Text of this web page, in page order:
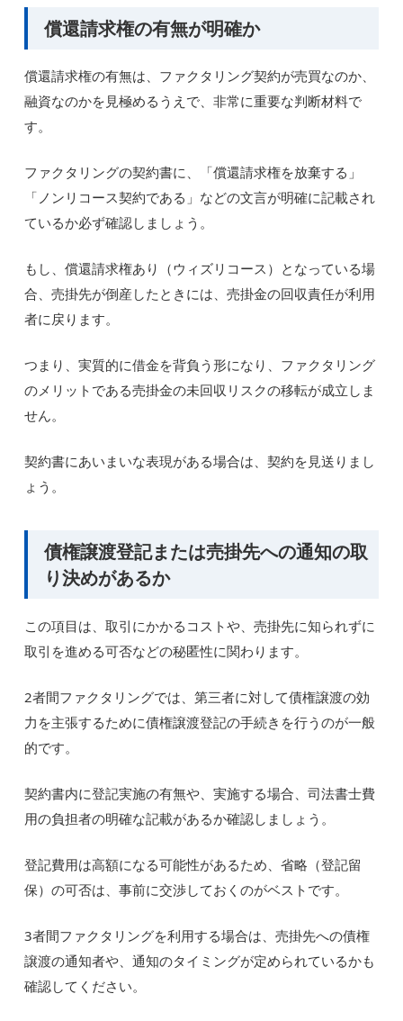
償還請求権の有無が明確か
償還請求権の有無は、ファクタリング契約が売買なのか、
融資なのかを見極めるうえで、非常に重要な判断材料で
す。
ファクタリングの契約書に、「償還請求権を放棄する」
「ノンリコース契約である」などの文言が明確に記載され
ているか必ず確認しましょう。
もし、償還請求権あり（ウィズリコース）となっている場
合、売掛先が倒産したときには、売掛金の回収責任が利用
者に戻ります。
つまり、実質的に借金を背負う形になり、ファクタリング
のメリットである売掛金の未回収リスクの移転が成立しま
せん。
契約書にあいまいな表現がある場合は、契約を見送りまし
ょう。
債権譲渡登記または売掛先への通知の取
り決めがあるか
この項目は、取引にかかるコストや、売掛先に知られずに
取引を進める可否などの秘匿性に関わります。
2者間ファクタリングでは、第三者に対して債権譲渡の効
力を主張するために債権譲渡登記の手続きを行うのが一般
的です。
契約書内に登記実施の有無や、実施する場合、司法書士費
用の負担者の明確な記載があるか確認しましょう。
登記費用は高額になる可能性があるため、省略（登記留
保）の可否は、事前に交渉しておくのがベストです。
3者間ファクタリングを利用する場合は、売掛先への債権
譲渡の通知者や、通知のタイミングが定められているかも
確認してください。